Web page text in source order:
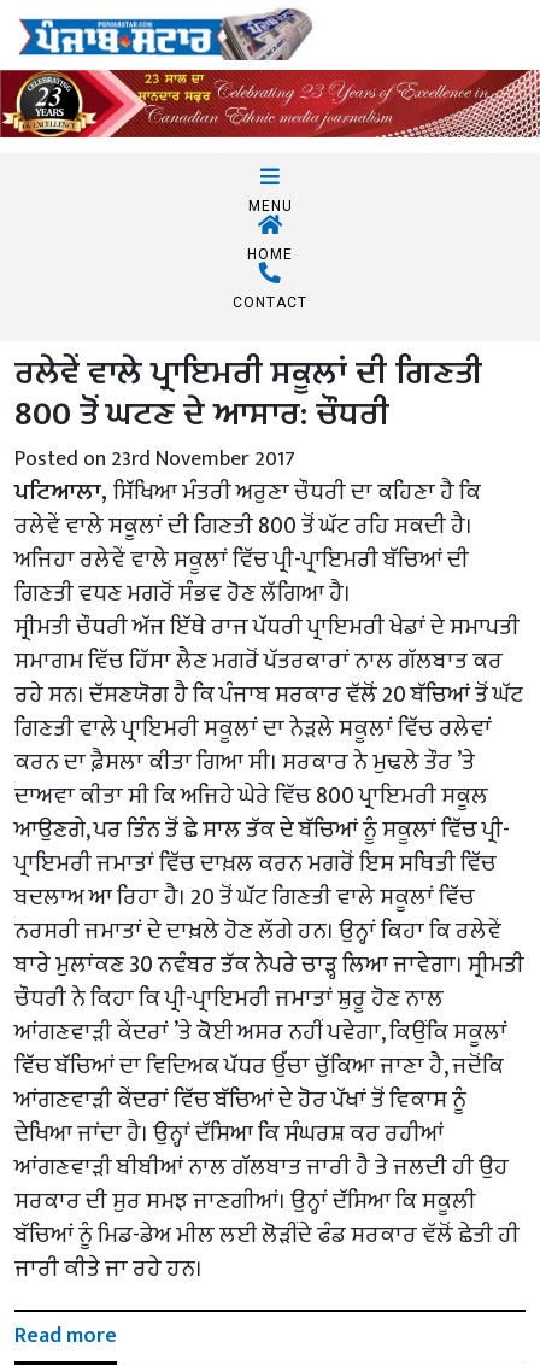
MENU
HOME
CONTACT
ਰਲੇਵੇਂ ਵਾਲੇ ਪ੍ਰਾਇਮਰੀ ਸਕੂਲਾਂ ਦੀ ਗਿਣਤੀ
800 ਤੋਂ ਘਟਣ ਦੇ ਆਸਾਰ: ਚੌਧਰੀ
Posted on 23rd November 2017
ਪਟਿਆਲਾ,ਸਿੱਖਿਆ ਮੰਤਰੀ ਅਰੁਣਾ ਚੌਧਰੀ ਦਾ ਕਹਿਣਾ ਹੈ ਕਿ
ਰਲੇਵੇਂ ਵਾਲੇ ਸਕੂਲਾਂ ਦੀ ਗਿਣਤੀ 800 ਤੋਂ ਘੱਟ ਰਹਿ ਸਕਦੀ ਹੈ।
ਅਜਿਹਾ ਰਲੇਵੇਂ ਵਾਲੇ ਸਕੂਲਾਂ ਵਿੱਚ ਪ੍ਰੀ-ਪ੍ਰਾਇਮਰੀ ਬੱਚਿਆਂ ਦੀ
ਗਿਣਤੀ ਵਧਣ ਮਗਰੋਂ ਸੰਭਵ ਹੋਣ ਲੱਗਿਆ ਹੈ।
ਸ੍ਰੀਮਤੀ ਚੌਧਰੀ ਅੱਜ ਇੱਥੇ ਰਾਜ ਪੱਧਰੀ ਪ੍ਰਾਇਮਰੀ ਖੇਡਾਂ ਦੇ ਸਮਾਪਤੀ
ਸਮਾਗਮ ਵਿੱਚ ਹਿੱਸਾ ਲੈਣ ਮਗਰੋਂ ਪੱਤਰਕਾਰਾਂ ਨਾਲ ਗੱਲਬਾਤ ਕਰ
ਰਹੇ ਸਨ। ਦੱਸਣਯੋਗ ਹੈ ਕਿ ਪੰਜਾਬ ਸਰਕਾਰ ਵੱਲੋਂ 20 ਬੱਚਿਆਂ ਤੋਂ ਘੱਟ
ਗਿਣਤੀ ਵਾਲੇ ਪ੍ਰਾਇਮਰੀ ਸਕੂਲਾਂ ਦਾ ਨੇੜਲੇ ਸਕੂਲਾਂ ਵਿੱਚ ਰਲੇਵਾਂ
ਕਰਨ ਦਾ ਫ਼ੈਸਲਾ ਕੀਤਾ ਗਿਆ ਸੀ। ਸਰਕਾਰ ਨੇ ਮੁਢਲੇ ਤੌਰ ’ਤੇ
ਦਾਅਵਾ ਕੀਤਾ ਸੀ ਕਿ ਅਜਿਹੇ ਘੇਰੇ ਵਿੱਚ 800 ਪ੍ਰਾਇਮਰੀ ਸਕੂਲ
ਆਉਣਗੇ, ਪਰ ਤਿੰਨ ਤੋਂ ਛੇ ਸਾਲ ਤੱਕ ਦੇ ਬੱਚਿਆਂ ਨੂੰ ਸਕੂਲਾਂ ਵਿੱਚ ਪ੍ਰੀ-
ਪ੍ਰਾਇਮਰੀ ਜਮਾਤਾਂ ਵਿੱਚ ਦਾਖ਼ਲ ਕਰਨ ਮਗਰੋਂ ਇਸ ਸਥਿਤੀ ਵਿੱਚ
ਬਦਲਾਅ ਆ ਰਿਹਾ ਹੈ। 20 ਤੋਂ ਘੱਟ ਗਿਣਤੀ ਵਾਲੇ ਸਕੂਲਾਂ ਵਿੱਚ
ਨਰਸਰੀ ਜਮਾਤਾਂ ਦੇ ਦਾਖ਼ਲੇ ਹੋਣ ਲੱਗੇ ਹਨ। ਉਨ੍ਹਾਂ ਕਿਹਾ ਕਿ ਰਲੇਵੇਂ
ਬਾਰੇ ਮੁਲਾਂਕਣ 30 ਨਵੰਬਰ ਤੱਕ ਨੇਪਰੇ ਚਾੜ੍ਹ ਲਿਆ ਜਾਵੇਗਾ। ਸ੍ਰੀਮਤੀ
ਚੌਧਰੀ ਨੇ ਕਿਹਾ ਕਿ ਪ੍ਰੀ-ਪ੍ਰਾਇਮਰੀ ਜਮਾਤਾਂ ਸ਼ੁਰੂ ਹੋਣ ਨਾਲ
ਆਂਗਣਵਾੜੀ ਕੇਂਦਰਾਂ ’ਤੇ ਕੋਈ ਅਸਰ ਨਹੀਂ ਪਵੇਗਾ, ਕਿਉਂਕਿ ਸਕੂਲਾਂ
ਵਿੱਚ ਬੱਚਿਆਂ ਦਾ ਵਿਦਿਅਕ ਪੱਧਰ ਉੱਚਾ ਚੁੱਕਿਆ ਜਾਣਾ ਹੈ, ਜਦੋਂਕਿ
ਆਂਗਣਵਾੜੀ ਕੇਂਦਰਾਂ ਵਿੱਚ ਬੱਚਿਆਂ ਦੇ ਹੋਰ ਪੱਖਾਂ ਤੋਂ ਵਿਕਾਸ ਨੂੰ
ਦੇਖਿਆ ਜਾਂਦਾ ਹੈ। ਉਨ੍ਹਾਂ ਦੱਸਿਆ ਕਿ ਸੰਘਰਸ਼ ਕਰ ਰਹੀਆਂ
ਆਂਗਣਵਾੜੀ ਬੀਬੀਆਂ ਨਾਲ ਗੱਲਬਾਤ ਜਾਰੀ ਹੈ ਤੇ ਜਲਦੀ ਹੀ ਉਹ
ਸਰਕਾਰ ਦੀ ਸੁਰ ਸਮਝ ਜਾਣਗੀਆਂ। ਉਨ੍ਹਾਂ ਦੱਸਿਆ ਕਿ ਸਕੂਲੀ
ਬੱਚਿਆਂ ਨੂੰ ਮਿਡ-ਡੇਅ ਮੀਲ ਲਈ ਲੋੜੀਂਦੇ ਫੰਡ ਸਰਕਾਰ ਵੱਲੋਂ ਛੇਤੀ ਹੀ
ਜਾਰੀ ਕੀਤੇ ਜਾ ਰਹੇ ਹਨ।
Read more